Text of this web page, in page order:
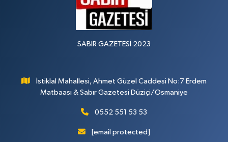
SABIR GAZETESİ 2023
İstiklal Mahallesi, Ahmet Güzel Caddesi No:7 Erdem
Matbaası & Sabır Gazetesi Düziçi/Osmaniye
0552 551 53 53
[email protected]